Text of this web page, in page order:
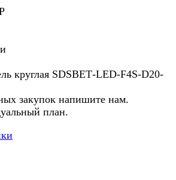
круглая SDSВЕТ-LED-F4S-D20-
закупок напишите нам.
план.